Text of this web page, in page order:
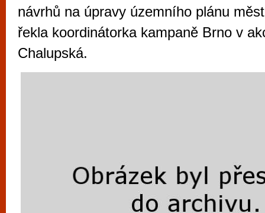
návrhů na úpravy územního plánu
řekla koordinátorka kampaně Brno v
Chalupská.
vyzkoušet různé kasinové hry. V
metropoli naleznete širokou nabídku her
po moderní automaty jak pro pravidelné
příležitostné hráče. V...